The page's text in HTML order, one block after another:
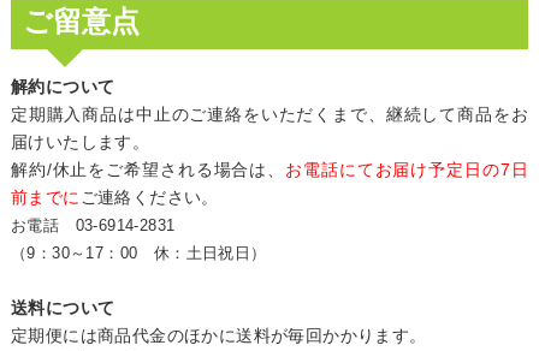
ご留意点
解約について
定期購入商品は中止のご連絡をいただくまで、継続して商品をお
届けいたします。
解約/休止をご希望される場合は、 お電話にてお届け予定日の7日
前までに ご連絡ください。
お電話 03-6914-2831
（9：30～17：00 休：土日祝日）
送料について
定期便には商品代金のほかに送料が毎回かかります。